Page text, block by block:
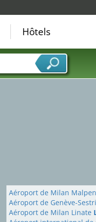
Aéroport de Milan
Aéroport de Genève-
Aéroport de Milan Linate
Hôtels